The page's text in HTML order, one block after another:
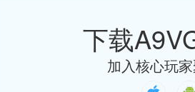
下载
加入核心玩